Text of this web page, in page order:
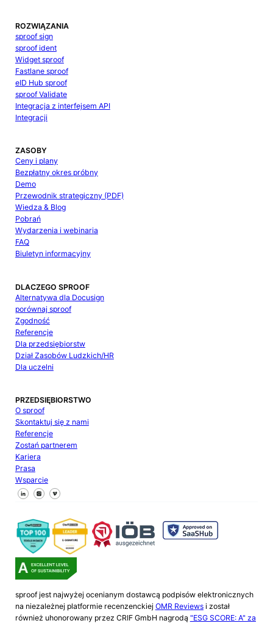
ROZWIĄZANIA
sproof sign
sproof ident
Widget sproof
Fastlane sproof
eID Hub sproof
sproof Validate
Integracja z interfejsem API
Integracji
ZASOBY
Ceny i plany
Bezpłatny okres próbny
Demo
Przewodnik strategiczny (PDF)
Wiedza & Blog
Pobrań
Wydarzenia i webinaria
FAQ
Biuletyn informacyjny
DLACZEGO SPROOF
Alternatywa dla Docusign
porównaj sproof
Zgodność
Referencje
Dla przedsiębiorstw
Dział Zasobów Ludzkich/HR
Dla uczelni
PRZEDSIĘBIORSTWO
O sproof
Skontaktuj się z nami
Referencje
Zostań partnerem
Kariera
Prasa
Wsparcie
Śledź nas na Facebooku
Śledź nas na X
Śledź nas na LinkedIn
sproof jest najwyżej ocenianym dostawcą podpisów elektronicznych
na niezależnej platformie recenzenckiej OMR Reviewsi został
również uhonorowany przez CRIF GmbH nagrodą "ESG SCORE: A" za